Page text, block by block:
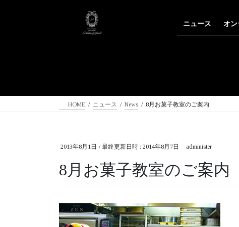
ニュース オン
HOME ニュース News 8月お菓子教室のご案内
2013年8月1日 / 最終更新日時 : 2014年8月7日 administer
8月お菓子教室のご案内